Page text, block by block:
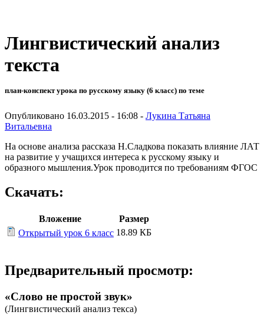
Лингвистический анализ
текста
план-конспект урока по русскому языку (6 класс) по теме
Опубликовано 16.03.2015 - 16:08 - Лукина Татьяна
Витальевна
На основе анализа рассказа Н.Сладкова показать влияние ЛАТ
на развитие у учащихся интереса к русскому языку и
образного мышления.Урок проводится по требованиям ФГОС
Скачать:
Вложение
Размер
Открытый урок 6 класс 18.89 КБ
Предварительный просмотр:
«Слово не простой звук»
(Лингвистический анализ текса)